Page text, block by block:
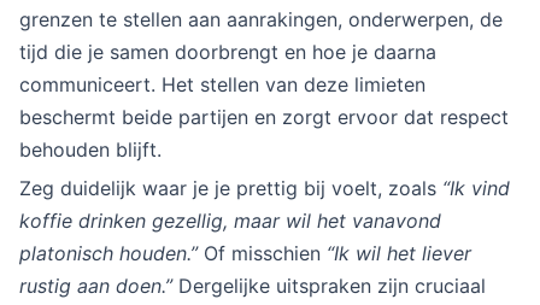
grenzen te stellen aan aanrakingen, onderwerpen, de
tijd die je samen doorbrengt en hoe je daarna
communiceert. Het stellen van deze limieten
beschermt beide partijen en zorgt ervoor dat respect
behouden blijft.
Zeg duidelijk waar je je prettig bij voelt, zoals “Ik vind
koffie drinken gezellig, maar wil het vanavond
platonisch houden.”Of misschien “Ik wil het liever
rustig aan doen.”Dergelijke uitspraken zijn cruciaal